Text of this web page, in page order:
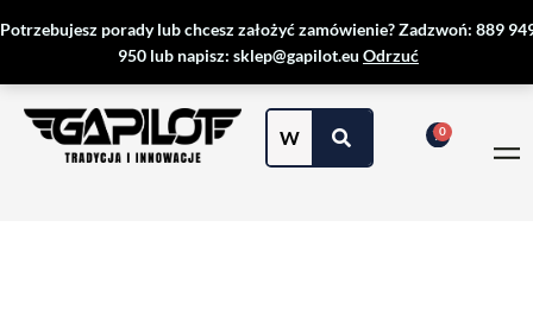
do
Potrzebujesz porady lub chcesz założyć zamówienie? Zadzwoń: 889
950 lub napisz: sklep@gapilot.eu Odrzuć